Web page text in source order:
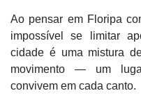
Ao pensar em Floripa
impossível se limitar
cidade é uma mistura
movimento — um
convivem em cada canto.